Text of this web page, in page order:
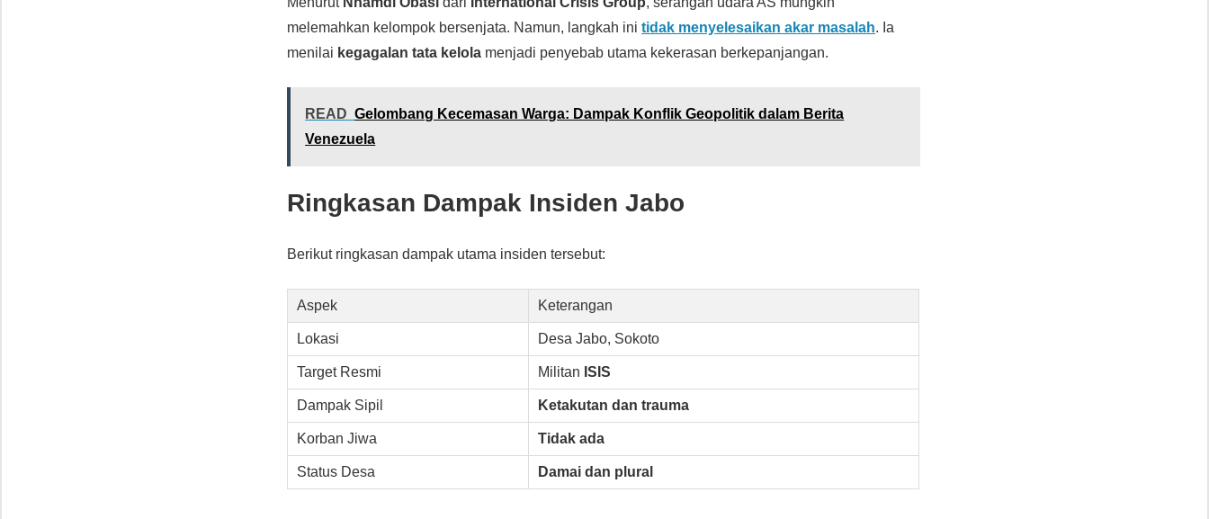
melemahkan kelompok bersenjata. Namun, langkah initidak menyelesaikan akar masalah. Ia
menilai kegagalan tata kelola menjadi penyebab utama kekerasan berkepanjangan.
READ Gelombang Kecemasan Warga: Dampak Konflik Geopolitik dalam Berita
Venezuela
Ringkasan Dampak Insiden Jabo
Berikut ringkasan dampak utama insiden tersebut:
Aspek Keterangan
Lokasi Desa Jabo, Sokoto
Target Resmi Militan ISIS
Dampak Sipil Ketakutan dan trauma
Korban Jiwa Tidak ada
Status Desa Damai dan plural